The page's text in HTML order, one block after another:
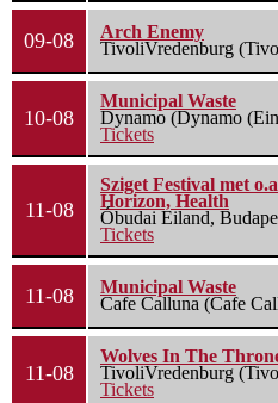
09-08
Arch Enemy
TivoliVredenburg
10-08
Municipal Waste
Dynamo (Dynamo
Tickets
11-08
Sziget Festival met
Horizon, Health
Óbudai Eiland,
Tickets
11-08
Municipal Waste
Cafe Calluna (Cafe
11-08
Wolves In The
TivoliVredenburg
Tickets